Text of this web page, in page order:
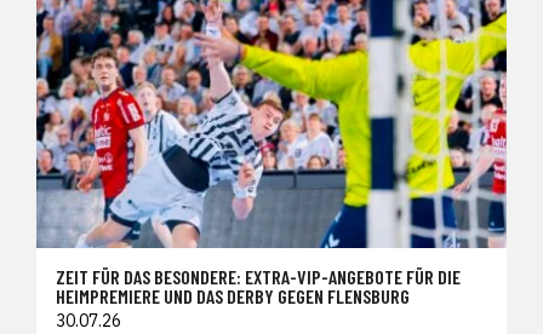
ZEIT FÜR DAS BESONDERE: EXTRA-VIP-ANGEBOTE FÜR DIE
HEIMPREMIERE UND DAS DERBY GEGEN FLENSBURG
30.07.26